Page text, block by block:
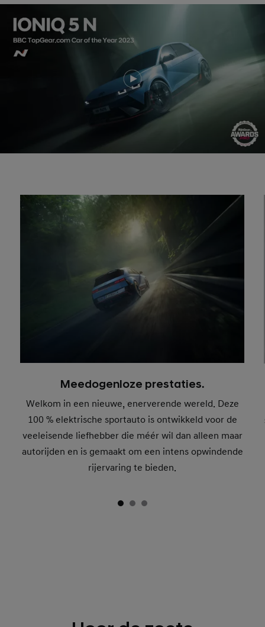
Meedogenloze prestaties.
Welkom in een nieuwe, enerverende wereld. Deze
100 % elektrische sportauto is ontwikkeld voor de
veeleisende liefhebber die méér wil dan alleen maar
autorijden en is gemaakt om een intens opwindende
rijervaring te bieden.